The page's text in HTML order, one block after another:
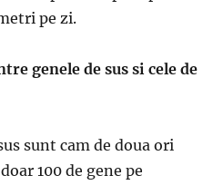
pe zi.
genele de sus si cele de
sunt cam de doua ori
100 de gene pe